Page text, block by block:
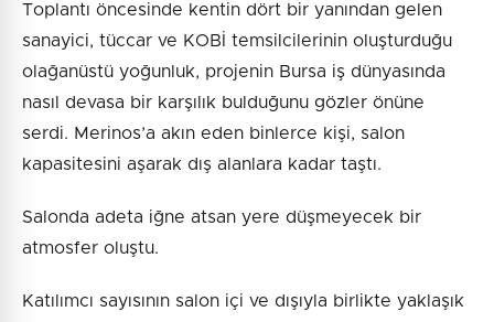
Toplantı öncesinde kentin dört bir yanından gelen
sanayici, tüccar ve KOBİ temsilcilerinin oluşturduğu
olağanüstü yoğunluk, projenin Bursa iş dünyasında
nasıl devasa bir karşılık bulduğunu gözler önüne
serdi. Merinos’a akın eden binlerce kişi, salon
kapasitesini aşarak dış alanlara kadar taştı.
Salonda adeta iğne atsan yere düşmeyecek bir
atmosfer oluştu.
Katılımcı sayısının salon içi ve dışıyla birlikte yaklaşık